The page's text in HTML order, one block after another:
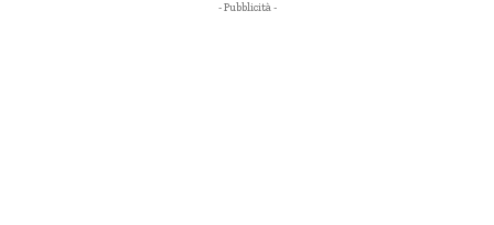
- Pubblicità -